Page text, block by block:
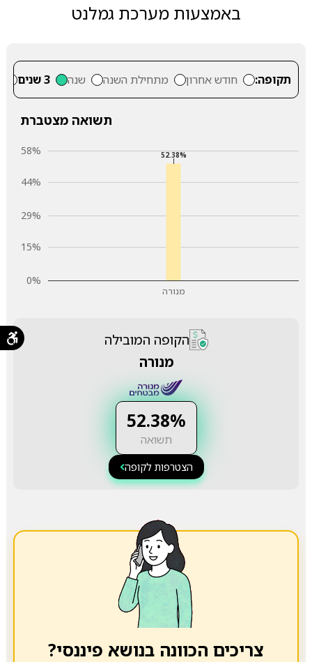
באמצעות מערכת גמלנט
תקופה: חודש אחרון מתחילת השנה שנה 3 שנים
תשואה מצטברת
מנורה
0%
15%
29%
44%
58% 52.38%
הקופה המובילה
מנורה
52.38%
תשואה
הצטרפות לקופה
צריכים הכוונה בנושא פיננסי?